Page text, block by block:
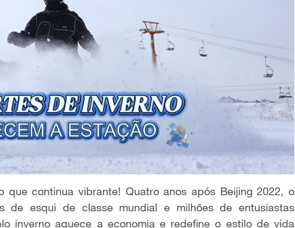
que continua vibrante! Quatro anos após Beijing 2022, o
de esqui de classe mundial e milhões de entusiastas
inverno aquece a economia e redefine o estilo de vida